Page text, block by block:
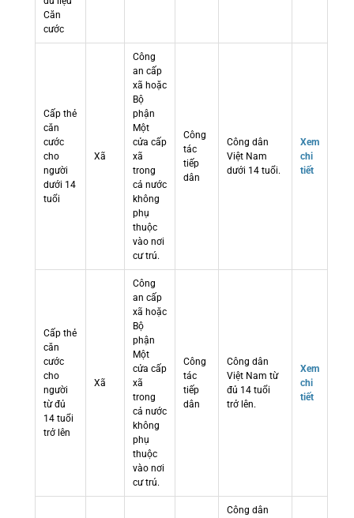
Căn
cước
Cấp thẻ
căn
cước
cho
người
dưới 14
tuổi
Xã
Công
an cấp
xã hoặc
Bộ
phận
Một
cửa cấp
xã
trong
cả nước
không
phụ
thuộc
vào nơi
cư trú.
Công
tác
tiếp
dân
Công dân
Việt Nam
dưới 14 tuổi.
Xem
chi
tiết
Cấp thẻ
căn
cước
cho
người
từ đủ
14 tuổi
trở lên
Xã
Công
an cấp
xã hoặc
Bộ
phận
Một
cửa cấp
xã
trong
cả nước
không
phụ
thuộc
vào nơi
cư trú.
Công
tác
tiếp
dân
Công dân
Việt Nam từ
đủ 14 tuổi
trở lên.
Xem
chi
tiết
Công dân